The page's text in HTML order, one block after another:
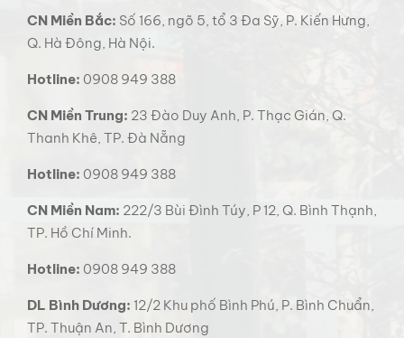
CN Miền Bắc: Số 166, ngõ 5, tổ 3 Đa Sỹ, P. Kiến Hưng,
Q. Hà Đông, Hà Nội.
Hotline: 0908 949 388
CN Miền Trung: 23 Đào Duy Anh, P. Thạc Gián, Q.
Thanh Khê, TP. Đà Nẵng
Hotline: 0908 949 388
CN Miền Nam: 222/3 Bùi Đình Túy, P 12, Q. Bình Thạnh,
TP. Hồ Chí Minh.
Hotline: 0908 949 388
DL Bình Dương: 12/2 Khu phố Bình Phú, P. Bình Chuẩn,
TP. Thuận An, T. Bình Dương